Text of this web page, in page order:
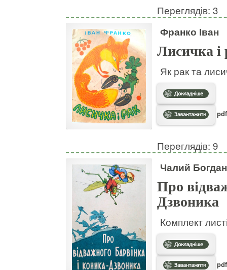
Переглядів: 3
Франко Іван
Лисичка і
Як рак та
Переглядів: 9
Чалий
Про
Дзвоника
Комплект